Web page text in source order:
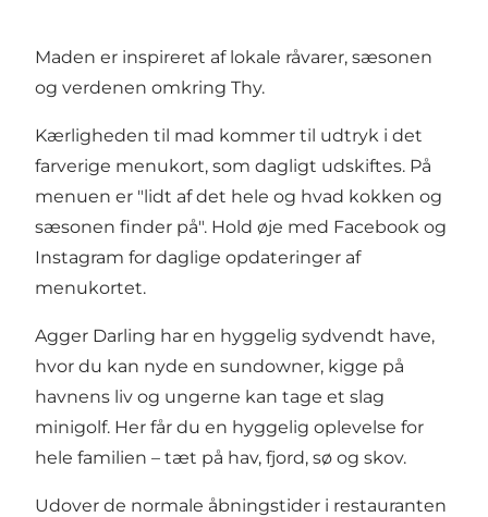
Maden er inspireret af lokale råvarer, sæsonen
og verdenen omkring Thy.
Kærligheden til mad kommer til udtryk i det
farverige menukort, som dagligt udskiftes. På
menuen er "lidt af det hele og hvad kokken og
sæsonen finder på". Hold øje med Facebook og
Instagram for daglige opdateringer af
menukortet.
Agger Darling har en hyggelig sydvendt have,
hvor du kan nyde en sundowner, kigge på
havnens liv og ungerne kan tage et slag
minigolf. Her får du en hyggelig oplevelse for
hele familien – tæt på hav, fjord, sø og skov.
Udover de normale åbningstider i restauranten